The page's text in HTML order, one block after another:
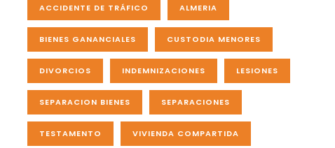
ACCIDENTE DE TRÁFICO ALMERIA
BIENES GANANCIALES CUSTODIA MENORES
DIVORCIOS INDEMNIZACIONES LESIONES
SEPARACION BIENES SEPARACIONES
TESTAMENTO VIVIENDA COMPARTIDA